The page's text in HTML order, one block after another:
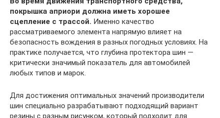
покрышка априори должна иметь хорошее
сцепление с трассой. Именно качество
рассматриваемого элемента напрямую влияет на
безопасность вождения в разных погодных условиях. На
практике получается, что глубина протектора шин ―
критически значимый показатель для автомобилей
любых типов и марок.
Для достижения оптимальных значений производители
шин специально разрабатывают подходящий вариант
резины с разным рисунком, который подходит для